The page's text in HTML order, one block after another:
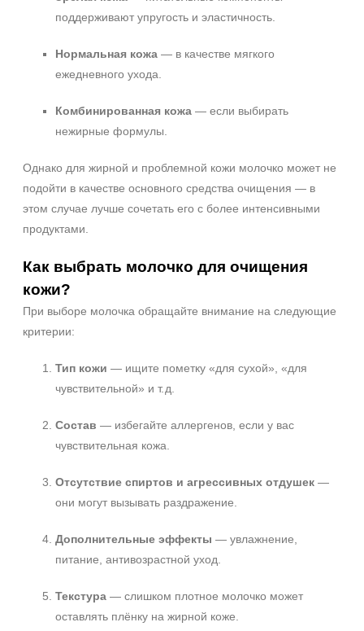
поддерживают упругость и эластичность.
Нормальная кожа — в качестве мягкого
ежедневного ухода.
Комбинированная кожа — если выбирать
нежирные формулы.
Однако для жирной и проблемной кожи молочко может не
подойти в качестве основного средства очищения — в
этом случае лучше сочетать его с более интенсивными
продуктами.
Как выбрать молочко для очищения
кожи?
При выборе молочка обращайте внимание на следующие
критерии:
Тип кожи — ищите пометку «для сухой», «для
чувствительной» и т. д.
Состав — избегайте аллергенов, если у вас
чувствительная кожа.
Отсутствие спиртов и агрессивных отдушек —
они могут вызывать раздражение.
Дополнительные эффекты — увлажнение,
питание, антивозрастной уход.
Текстура — слишком плотное молочко может
оставлять плёнку на жирной коже.